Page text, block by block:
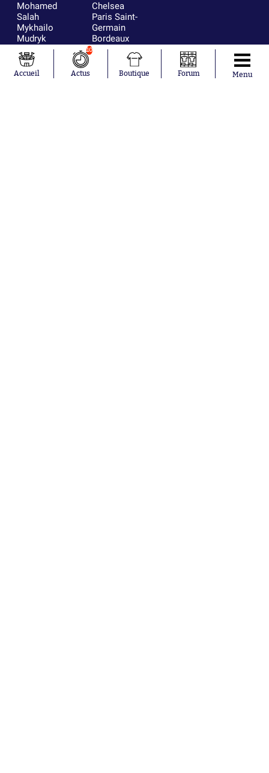
Mohamed
Salah
Mykhailo
Mudryk
Neymar
Khalis Merah
Loïs Openda
Chelsea
Paris Saint-
Germain
Bordeaux
Olympique
Real Madrid
Accueil
10
Actus Boutique Forum Menu